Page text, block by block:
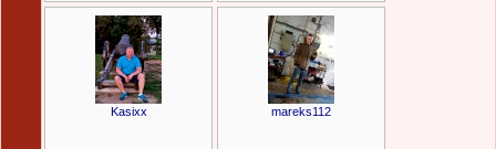
Kasixx mareks112